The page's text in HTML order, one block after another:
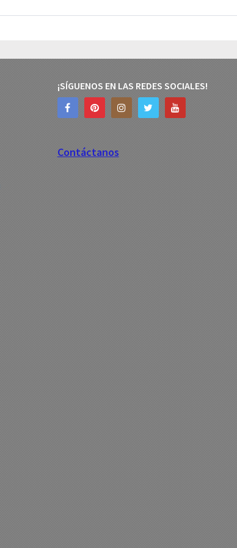
¡SÍGUENOS EN LAS REDES SOCIALES!
Contáctanos